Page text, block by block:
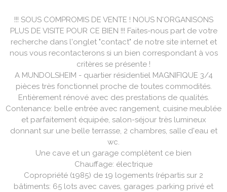
!!! SOUS COMPROMIS DE VENTE ! NOUS N'ORGANISONS
PLUS DE VISITE POUR CE BIEN !!! Faites-nous part de votre
recherche dans l'onglet "contact" de notre site internet et
nous vous recontacterons si un bien correspondant à vos
critères se présente !
A MUNDOLSHEIM - quartier résidentiel MAGNIFIQUE 3/4
pièces très fonctionnel proche de toutes commodités.
Entièrement rénové avec des prestations de qualités.
Contenance: belle entrée avec rangement, cuisine meublée
et parfaitement équipée, salon-séjour très lumineux
donnant sur une belle terrasse, 2 chambres, salle d'eau et
wc.
Une cave et un garage complètent ce bien
Chauffage: électrique
Copropriété (1985) de 19 logements (répartis sur 2
bâtiments: 65 lots avec caves, garages ,parking privé et